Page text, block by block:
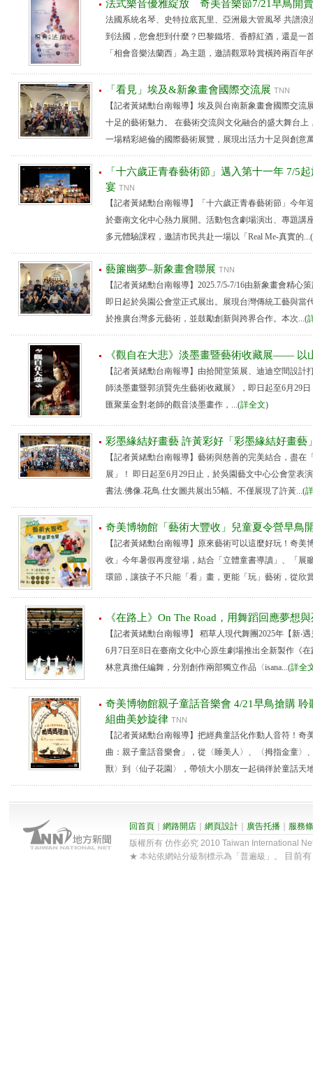
法式樂音優雅綻放 奇美音樂節7/21早鳥開賣
法國系統名琴、史特拉底瓦里、亞洲最大管風琴 共譜
到法國，您會想到什麼？巴黎鐵塔、香醇紅酒，還是一
「相會音樂法蘭西」為主題，邀請觀眾聆賞橫跨兩百年
「看見」埃及&新象畫會國際交流展 TNN
【記者黃緒勳台南報導】埃及與台南新象畫會國際交流
十足的藝術魅力。 在藝術交流與文化融合的盛大舞台
一場精彩絕倫的國際藝術展覽，展現出活力十足與創意
「十六歲正青春藝術節」邁入第十一年 7/5
宴 TNN
【記者黃緒勳台南報導】「十六歲正青春藝術節」今年
於臺南文化中心熱力展開。活動包含劇場演出、專題講
多元體驗課程，邀請市民共赴一場以「Real Me-真實的...(
藝簾幽夢–新象畫會聯展 TNN
【記者黃緒勳台南報導】2025.7/5-7/16由新象畫會精心
即日起於吳園公會堂正式展出。展現台灣傳統工藝與當
於推廣台灣多元藝術，並鼓勵創新與跨界合作。本次...(
《觀自在大悲》淡墨畫暨藝術收藏展—— 以
【記者黃緒勳台南報導】由拾閒堂策展、迪迪空間設
師淡墨畫暨郭須賢先生藝術收藏展》，即日起至6月29
匯聚葉金對老師的觀音淡墨畫作，...(詳全文)
彩墨緣結好畫藝 許黃彩好「彩墨緣結好畫藝
【記者黃緒勳台南報導】藝術與慈善的完美結合，盡
展」！ 即日起至6月29日止，於吳園藝文中心公會堂表
書法.佛像.花鳥.仕女圖共展出55幅。不僅展現了許黃...(
奇美博物館「藝術大豐收」兒童夏令營早鳥
【記者黃緒勳台南報導】原來藝術可以這麼好玩！奇美
收」今年暑假再度登場，結合「立體童書導讀」、「展
環節，讓孩子不只能「看」畫，更能「玩」藝術，從欣
《在路上》On The Road，用舞蹈回應夢想
【記者黃緒勳台南報導】 稻草人現代舞團2025年【新‧
6月7日至8日在臺南文化中心原生劇場推出全新製作《
林意真擔任編舞，分別創作兩部獨立作品〈isana...(詳全
奇美博物館親子童話音樂會 4/21早鳥搶購
組曲美妙旋律 TNN
【記者黃緒勳台南報導】把經典童話化作動人音符！奇
曲：親子童話音樂會」，從〈睡美人〉、〈拇指金童〉
獸〉到〈仙子花園〉，帶領大小朋友一起徜徉於童話天
回首頁 網路開店 網頁設計 廣告托播
服務
版權所有 仿作必究 2010 Taiwan International
★ 本站依網站分級制標示為「普遍級」。
目前